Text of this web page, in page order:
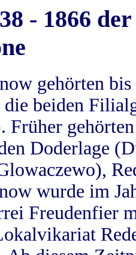
- 1866
gehörten
beiden
Früher
Doderlage
wurde im
Freudenfier